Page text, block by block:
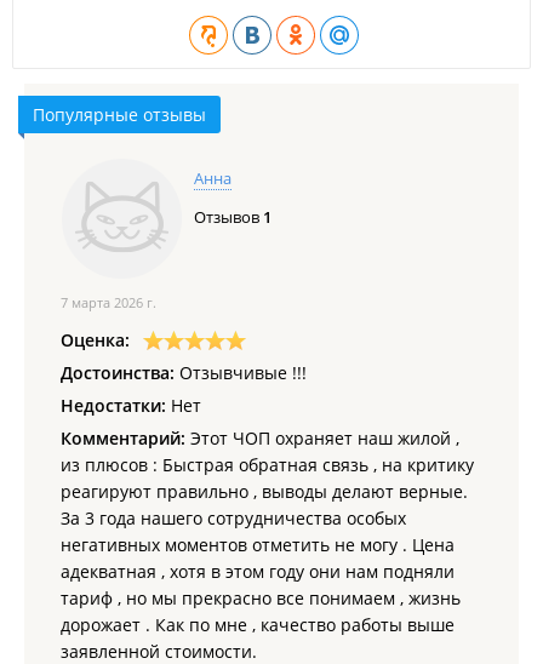
повышению надежности охраны объекта.
В соответствии с Лицензией № 1206/П (Управление
Росгвардии по Прим. Краю).
ООО "ЧОО "ДВЦБ".
Популярные отзывы
Анна
Отзывов 1
7 марта 2026 г.
Оценка:
Достоинства: Отзывчивые !!!
Недостатки: Нет
Комментарий: Этот ЧОП охраняет наш жилой ,
из плюсов : Быстрая обратная связь , на критику
реагируют правильно , выводы делают верные.
За 3 года нашего сотрудничества особых
негативных моментов отметить не могу . Цена
адекватная , хотя в этом году они нам подняли
тариф , но мы прекрасно все понимаем , жизнь
дорожает . Как по мне , качество работы выше
заявленной стоимости.